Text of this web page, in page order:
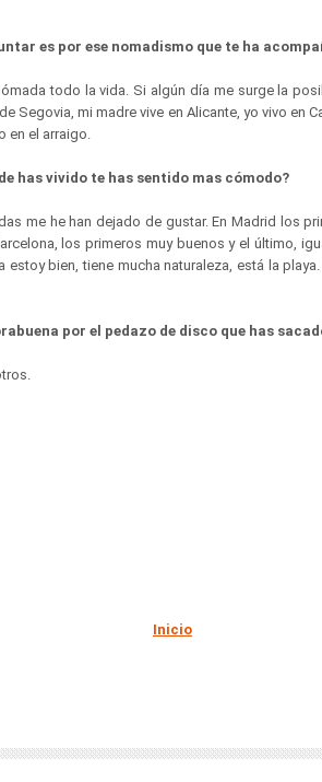
es por ese nomadismo que te ha
todo la vida. Si algún día me surge la
Segovia, mi madre vive en Alicante, yo vivo en
en el arraigo.
has vivido te has sentido mas cómodo?
me he han dejado de gustar. En Madrid los
los primeros muy buenos y el último,
estoy bien, tiene mucha naturaleza, está la
por el pedazo de disco que has
Inicio